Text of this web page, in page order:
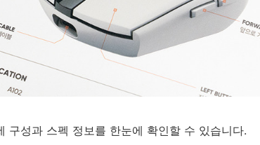
구성과 스펙 정보를 한눈에 확인할 수 있습니다.